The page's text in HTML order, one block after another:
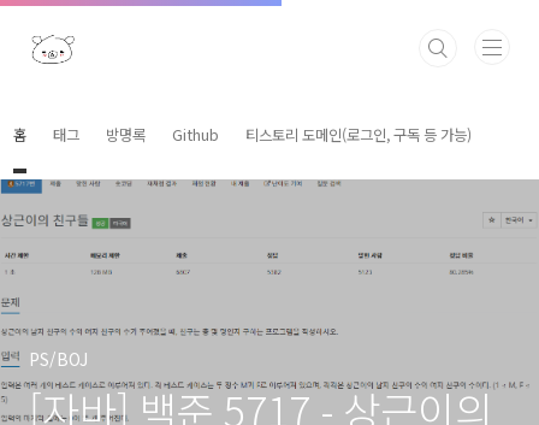
본문 바로가기
홈 태그 방명록 Github 티스토리 도메인(로그인, 구독 등 가능)
PS/BOJ
[자바] 백준 5717 - 상근이의